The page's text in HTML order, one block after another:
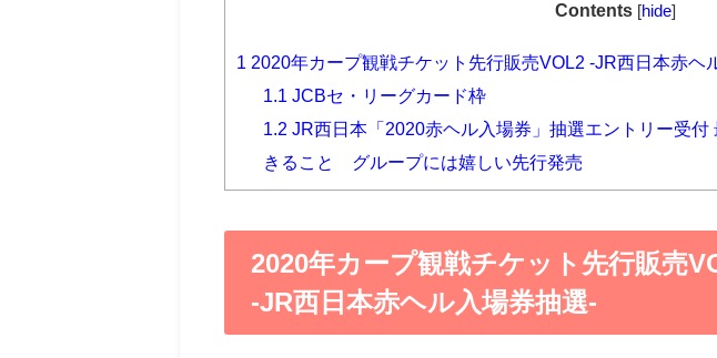
Contents hide]
1 2020年カープ観戦チケット先行販売VOL2 -JR西日本赤ヘ
1.1 JCBセ・リーグカード枠
1.2 JR西日本「2020赤ヘル入場券」抽選エントリー受
きること グループには嬉しい先行発売
2020年カープ観戦チケット先行販売
-JR西日本赤ヘル入場券抽選-